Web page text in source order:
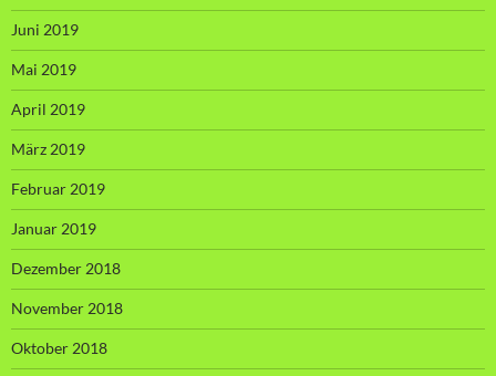
Juni 2019
Mai 2019
April 2019
März 2019
Februar 2019
Januar 2019
Dezember 2018
November 2018
Oktober 2018